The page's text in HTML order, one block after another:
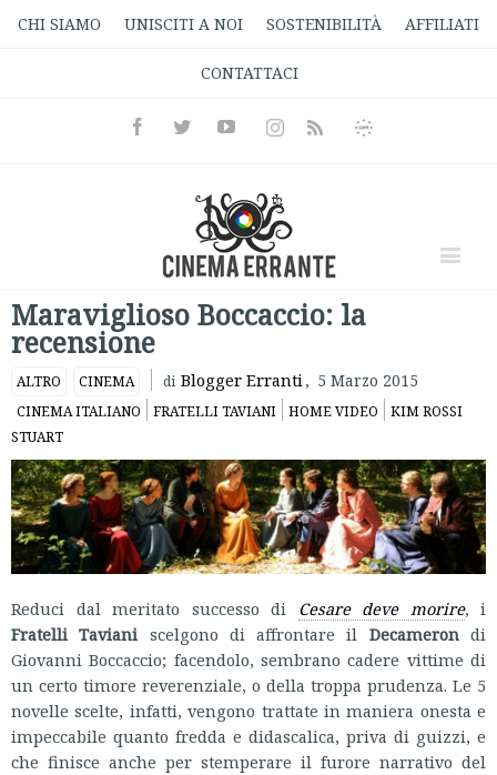
CHI SIAMO UNISCITI A NOI SOSTENIBILITÀ AFFILIATI
CONTATTACI
FacebookTwitterYoutubeInstagramRss
Informativa
Maraviglioso Boccaccio: la
recensione
ALTRO CINEMA di Blogger Erranti, 5 Marzo 2015
CINEMA ITALIANO FRATELLI TAVIANI HOME VIDEO
KIM ROSSI
STUART
Reduci dal meritato successo di Cesare deve morire, i
Fratelli Taviani scelgono di affrontare il Decamerondi
Giovanni Boccaccio; facendolo, sembrano cadere vittime di
un certo timore reverenziale, o della troppa prudenza. Le 5
novelle scelte, infatti, vengono trattate in maniera onesta e
impeccabile quanto fredda e didascalica, priva di guizzi, e
che finisce anche per stemperare il furore narrativo del